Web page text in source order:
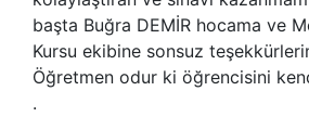
başta Buğra DEMİR hocama ve
Kursu ekibine sonsuz
Öğretmen odur ki öğrencisini
.